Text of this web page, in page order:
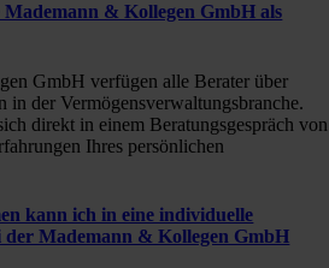
& Kollegen GmbH als
GmbH verfügen alle Berater über
in der Vermögensverwaltungsbranche.
direkt in einem Beratungsgespräch von
Ihres persönlichen
kann ich in eine individuelle
der Mademann & Kollegen GmbH